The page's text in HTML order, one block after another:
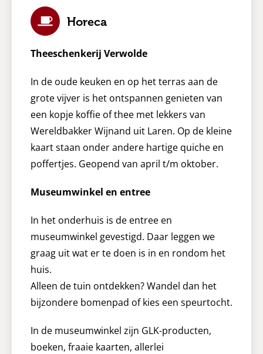
Horeca
Theeschenkerij Verwolde
In de oude keuken en op het terras aan de
grote vijver is het ontspannen genieten van
een kopje koffie of thee met lekkers van
Wereldbakker Wijnand uit Laren. Op de kleine
kaart staan onder andere hartige quiche en
poffertjes. Geopend van april t/m oktober.
Museumwinkel en entree
In het onderhuis is de entree en
museumwinkel gevestigd. Daar leggen we
graag uit wat er te doen is in en rondom het
huis.
Alleen de tuin ontdekken? Wandel dan het
bijzondere bomenpad of kies een speurtocht.
In de museumwinkel zijn GLK-producten,
boeken, fraaie kaarten, allerlei